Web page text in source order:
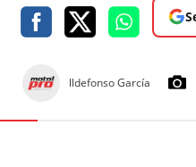
lldefonso García